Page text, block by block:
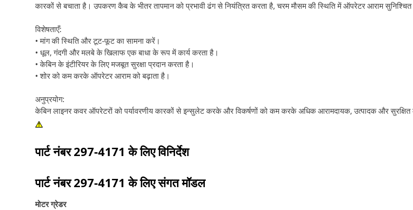
कारकों से बचाता है। उपकरण कैब के भीतर तापमान को प्रभावी ढंग से नियंत्रित करता है, चरम मौसम की स्थिति में ऑपरेटर आराम
विशेषताएँ:
• मांग की स्थिति और टूट-फूट का सामना करें।
• धूल, गंदगी और मलबे के खिलाफ एक बाधा के रूप में कार्य करता है।
• केबिन के इंटीरियर के लिए मजबूत सुरक्षा प्रदान करता है।
• शोर को कम करके ऑपरेटर आराम को बढ़ाता है।
अनुप्रयोग:
केबिन लाइनर कवर ऑपरेटरों को पर्यावरणीय कारकों से इन्सुलेट करके और विकर्षणों को कम करके अधिक आरामदायक, उत्पादक और सुरक्षित
पार्ट नंबर297-4171 के लिए विनिर्देश
पार्ट नंबर297-4171 के लिए संगत मॉडल
मोटर ग्रेडर